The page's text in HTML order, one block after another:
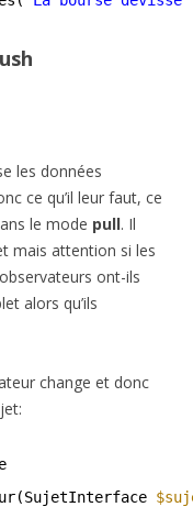
les données
ce qu’il leur faut, ce
le mode pull. Il
mais attention si les
ont-ils
alors qu’ils
change et donc